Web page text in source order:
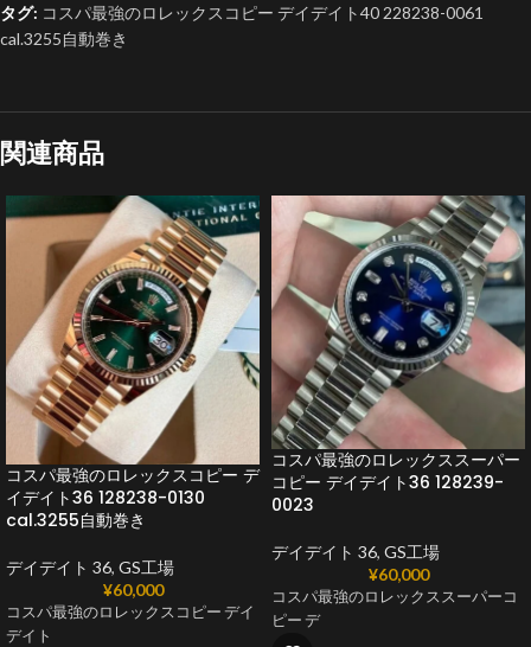
タグ: コスパ最強のロレックスコピー デイデイト40 228238-0061
cal.3255自動巻き
関連商品
コスパ最強のロレックスコピー デ
イデイト36 128238-0130
cal.3255自動巻き
デイデイト 36, GS工場
¥60,000
コスパ最強のロレックスコピー デイ
デイト
コスパ最強のロレックススーパー
コピー デイデイト36 128239-
0023
デイデイト 36, GS工場
¥60,000
コスパ最強のロレックススーパーコ
ピー デ